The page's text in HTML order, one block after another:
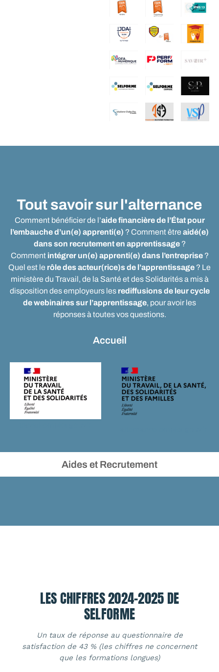
Tout savoir sur l'alternance
Comment bénéficier de l’aide financière de l’État pour
l’embauche d’un(e) apprenti(e) ? Comment être aidé(e)
dans son recrutement en apprentissage?
Comment intégrer un(e) apprenti(e) dans l’entreprise?
Quel est le rôle des acteur(rice)s de l’apprentissage ? Le
ministère du Travail, de la Santé et des Solidarités a mis à
disposition des employeurs les rediffusions de leur cycle
de webinaires sur l’apprentissage, pour avoir les
réponses à toutes vos questions.
Accueil
Aides et Recrutement
LES CHIFFRES 2024-2025 DE
SELFORME
Un taux de réponse au questionnaire de
satisfaction de 43 % (les chiffres ne concernent
que les formations longues)